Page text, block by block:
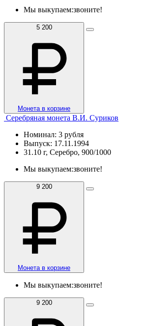
Мы выкупаем:звоните!
5 200
Монета в корзине
Серебряная монета В.И. Суриков
Номинал: 3 рубля
Выпуск: 17.11.1994
31.10 г, Серебро, 900/1000
Мы выкупаем:звоните!
9 200
Монета в корзине
Мы выкупаем:звоните!
9 200